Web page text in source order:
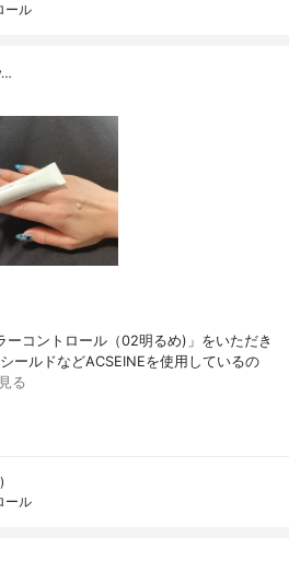
ール
ーコントロール（02明るめ)」をいただき
ールドなどACSEINEを使用しているの
る
ール